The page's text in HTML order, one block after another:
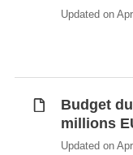
Updated on
Budget
millions
Updated on